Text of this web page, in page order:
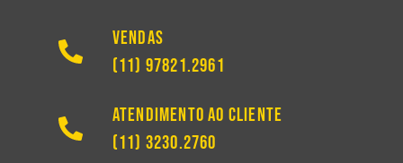
Vendas
(11) 97821.2961
Atendimento ao Cliente
(11) 3230.2760